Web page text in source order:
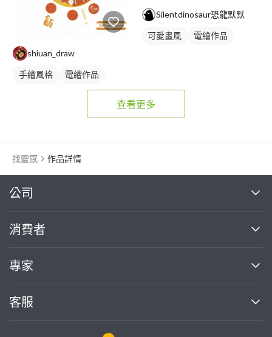
shiuan_draw
手繪風格
電繪作品
Logo 設計
Silentdinosaur恐龍默默
可愛畫風
電繪作品
查看更多
找靈感 作品詳情
公司
關於我們
部落格
加入我們
消費者
買服務
熱門服務
專家
案件中心
客服
繼續完成